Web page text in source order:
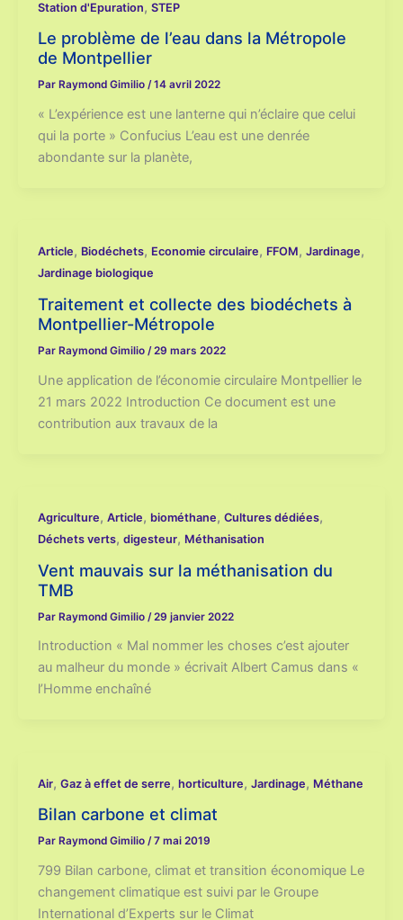
Station d'Epuration, STEP
Le problème de l’eau dans la Métropole
de Montpellier
Par Raymond Gimilio /14 avril 2022
« L’expérience est une lanterne qui n’éclaire que celui
qui la porte » Confucius L’eau est une denrée
abondante sur la planète,
Article, Biodéchets, Economie circulaire, FFOM, Jardinage,
Jardinage biologique
Traitement et collecte des biodéchets à
Montpellier-Métropole
Par Raymond Gimilio /29 mars 2022
Une application de l’économie circulaire Montpellier le
21 mars 2022 Introduction Ce document est une
contribution aux travaux de la
Agriculture, Article, biométhane, Cultures dédiées,
Déchets verts, digesteur, Méthanisation
Vent mauvais sur la méthanisation du
TMB
Par Raymond Gimilio /29 janvier 2022
Introduction « Mal nommer les choses c’est ajouter
au malheur du monde » écrivait Albert Camus dans «
l’Homme enchaîné
Air, Gaz à effet de serre, horticulture, Jardinage, Méthane
Bilan carbone et climat
Par Raymond Gimilio /7 mai 2019
799 Bilan carbone, climat et transition économique Le
changement climatique est suivi par le Groupe
International d’Experts sur le Climat